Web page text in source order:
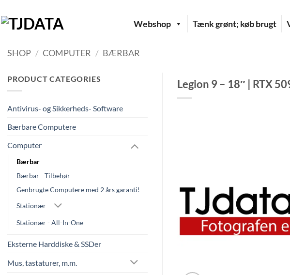
til
indhold
Webshop Tænk grønt; køb brugt
SHOP / COMPUTER / BÆRBAR
PRODUCT CATEGORIES
Antivirus- og Sikkerheds- Software
Bærbare Computere
Computer
Bærbar
Bærbar - Tilbehør
Genbrugte Computere med 2 års garanti!
Stationær
Stationær - All-In-One
Eksterne Harddiske & SSDer
Mus, tastaturer, m.m.
Legion 9 – 18″ | RTX